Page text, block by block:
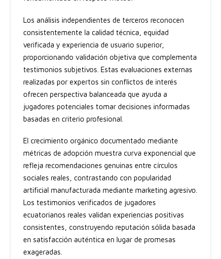
Los análisis independientes de terceros reconocen
consistentemente la calidad técnica, equidad
verificada y experiencia de usuario superior,
proporcionando validación objetiva que complementa
testimonios subjetivos. Estas evaluaciones externas
realizadas por expertos sin conflictos de interés
ofrecen perspectiva balanceada que ayuda a
jugadores potenciales tomar decisiones informadas
basadas en criterio profesional.
El crecimiento orgánico documentado mediante
métricas de adopción muestra curva exponencial que
refleja recomendaciones genuinas entre círculos
sociales reales, contrastando con popularidad
artificial manufacturada mediante marketing agresivo.
Los testimonios verificados de jugadores
ecuatorianos reales validan experiencias positivas
consistentes, construyendo reputación sólida basada
en satisfacción auténtica en lugar de promesas
exageradas.